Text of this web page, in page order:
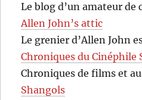
Le blog d’un amateur de
Allen John’s attic
Le grenier d’Allen John
Chroniques du Cinéphile
Chroniques de films et
Shangols